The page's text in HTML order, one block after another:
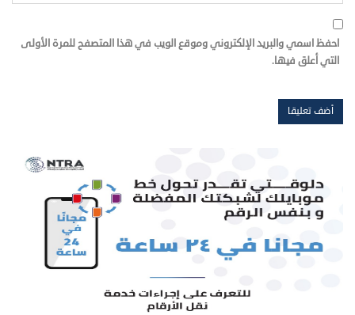
احفظ اسمي والبريد الإلكتروني وموقع الويب في هذا المتصفح للمرة الأولى
التي أعلق فيها.